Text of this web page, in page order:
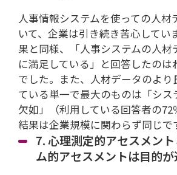
人事情報システムを使っての人材
いて、企業は引き続き苦心してい
果と同様、「人事システムの人材
に満足している」と回答したのは
でした。また、人材データのより
ている単一で最大のものは「シス
欠如」（利用している回答者の72
結果は企業規模に関わらず同じで
7. 心理測定的アセスメン
ム的アセスメントは目的が